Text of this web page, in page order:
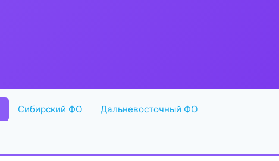
Сибирский ФО Дальневосточный ФО